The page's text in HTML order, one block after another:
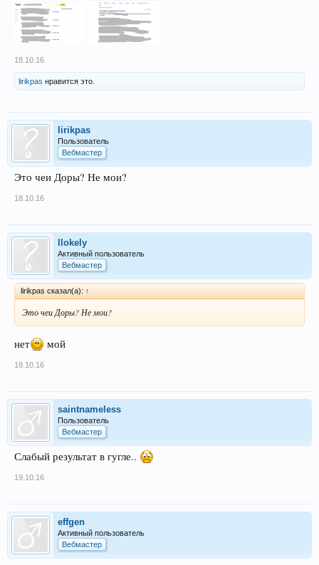
18.10.16
lirikpas нравится это.
lirikpas
Пользователь
Вебмастер
Это чеи Доры? Не мои?
18.10.16
llokely
Активный пользователь
Вебмастер
lirikpas сказал(а): ↑
Это чеи Доры? Не мои?
нет мой
18.10.16
saintnameless
Пользователь
Вебмастер
Слабый результат в гугле..
19.10.16
effgen
Активный пользователь
Вебмастер